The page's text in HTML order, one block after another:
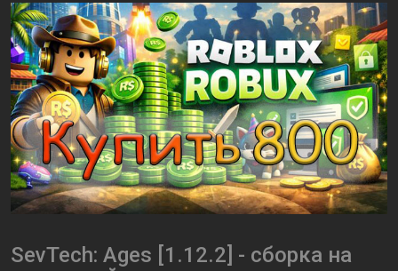
SevTech: Ages [1.12.2] - сборка на